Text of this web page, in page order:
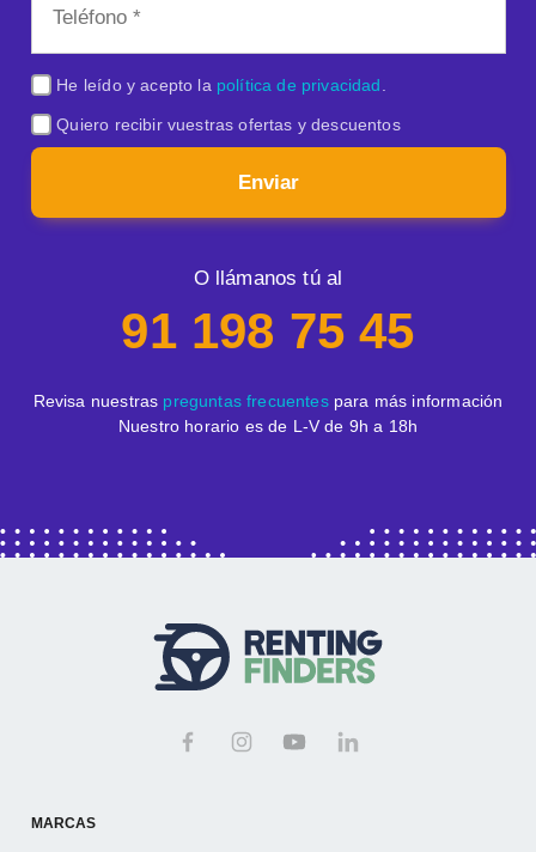
He leído y acepto la política de privacidad
Quiero recibir vuestras ofertas y descuentos
Enviar
O llámanos tú al
91 198 75 45
Revisa nuestras preguntas frecuentespara más información
Nuestro horario es de L-V de 9h a 18h
MARCAS